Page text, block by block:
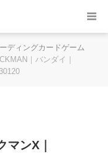
ーディングカードゲーム
｜バンダイ｜
ンX｜